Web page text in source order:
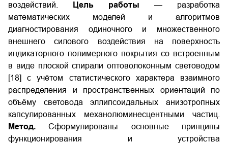
воздействий.
Цель работы — разработка
математических моделей и алгоритмов
диагностирования одиночного и множественного
внешнего силового воздействия на поверхность
индикаторного полимерного покрытия со встроенным
в виде плоской спирали оптоволоконным световодом
[18] с учётом статистического характера взаимного
распределения и пространственных ориентаций по
объёму световода эллипсоидальных анизотропных
капсулированных механолюминесцентными частиц.
Метод.Сформулированы основные принципы
функционирования и устройства